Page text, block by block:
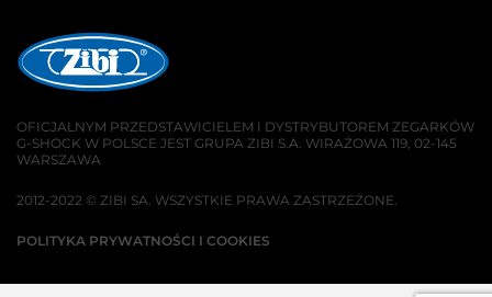
OFICJALNYM PRZEDSTAWICIELEM I DYSTRYBUTOREM ZEGARKÓW
G-SHOCK W POLSCE JEST GRUPA ZIBI S.A. WIRAŻOWA 119, 02-145
WARSZAWA
2012-2022 © ZIBI SA. WSZYSTKIE PRAWA ZASTRZEŻONE.
POLITYKA PRYWATNOŚCI I COOKIES